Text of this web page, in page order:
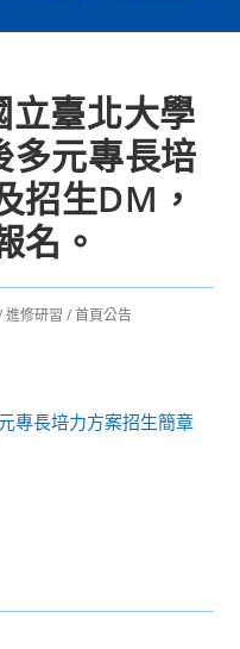
臺北大學
多元專長培
招生DM，
名。
進修研習 / 首頁公告
專長培力方案招生簡章